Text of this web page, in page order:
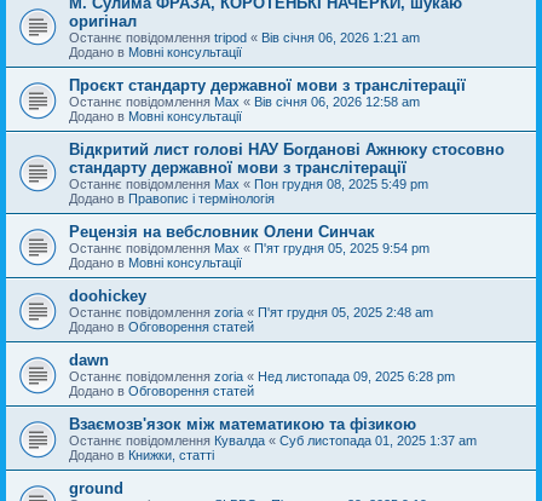
оригінал
Останнє повідомлення tripod « Вів січня 06, 2026 1:21 am
Додано в Мовні консультації
Проєкт стандарту державної мови з транслітерації
Останнє повідомлення Max « Вів січня 06, 2026 12:58 am
Додано в Мовні консультації
Відкритий лист голові НАУ Богданові Ажнюку стосовно
стандарту державної мови з транслітерації
Останнє повідомлення Max « Пон грудня 08, 2025 5:49 pm
Додано в Правопис і термінологія
Рецензія на вебсловник Олени Синчак
Останнє повідомлення Max « П'ят грудня 05, 2025 9:54 pm
Додано в Мовні консультації
doohickey
Останнє повідомлення zoria « П'ят грудня 05, 2025 2:48 am
Додано в Обговорення статей
dawn
Останнє повідомлення zoria « Нед листопада 09, 2025 6:28 pm
Додано в Обговорення статей
Взаємозв'язок між математикою та фізикою
Останнє повідомлення Кувалда « Суб листопада 01, 2025 1:37 am
Додано в Книжки, статті
ground